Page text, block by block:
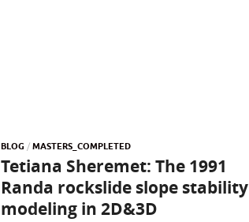
BLOG / MASTERS_COMPLETED
Tetiana Sheremet: The 1991
Randa rockslide slope stability
modeling in 2D&3D